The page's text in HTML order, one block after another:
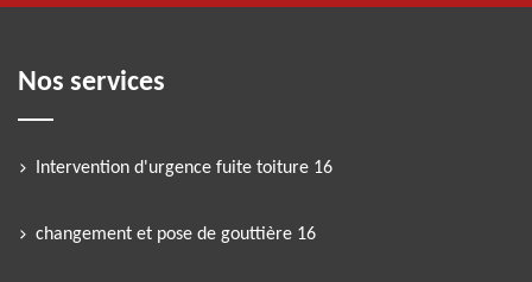
Nos services
Intervention d'urgence fuite toiture 16
changement et pose de gouttière 16